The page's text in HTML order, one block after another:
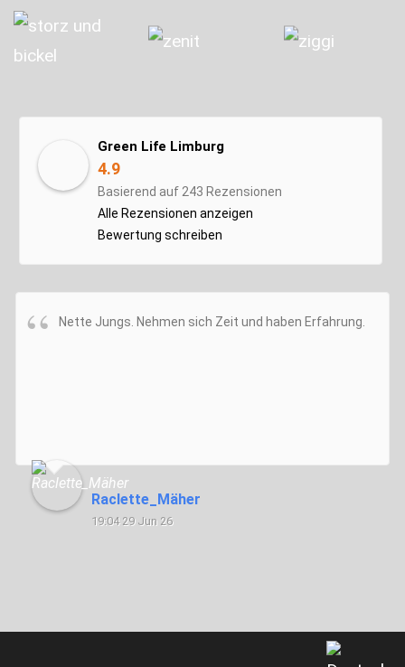
Green Life Limburg
4.9
Basierend auf 243 Rezensionen
Alle Rezensionen anzeigen
Bewertung schreiben
Nette Jungs. Nehmen sich Zeit und haben Erfahrung.
Raclette_Mäher
19:04 29 Jun 26